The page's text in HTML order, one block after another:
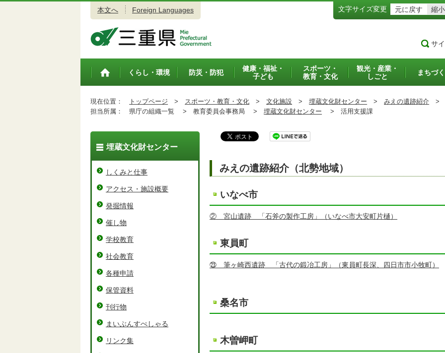
本文へ Foreign Languages 文字サイズ変更 元に戻す 縮小
サ
トップペ
くらし・環境 防災・防犯
健康・福祉・
子ども
スポーツ・
教育・文化
観光・産業・
しごと
まちづ
現在位置： トップページ > スポーツ・教育・文化 > 文化施設 > 埋蔵文化財センター > みえの遺跡紹介 >
担当所属：
県庁の組織一覧 > 教育委員会事務局 > 埋蔵文化財センター > 活用支援課
みえの遺跡紹介（北勢地域）
いなべ市
② 宮山遺跡 「石斧の製作工房」（いなべ市大安町片樋）
東員町
㉓ 筆ヶ崎西遺跡 「古代の鍛冶工房」（東員町長深、四日市市小牧町）
桑名市
木曽岬町
埋蔵文化財センター
しくみと仕事
アクセス・施設概要
発掘情報
催し物
学校教育
社会教育
各種申請
保管資料
刊行物
まいぶんすぺしゃる
リンク集